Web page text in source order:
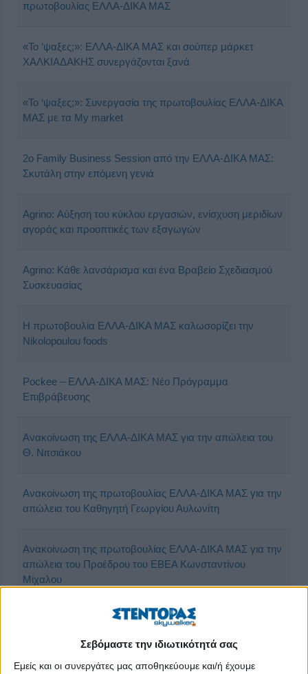
Σεβόμαστε την ιδιωτικότητά σας
Εμείς και οι συνεργάτες μας αποθηκεύουμε και/ή έχουμε
πρωτοβουλίας ΕΛΛΑ-ΔΙΚΑ ΜΑΣ
«Το ‘ψαξες;»: ΕΛΛΑ-ΔΙΚΑ ΜΑΣ και σούπερ μάρκετ
ΧΑΛΚΙΑΔΑΚΗΣ συνεργάζονται ξανά
«Το ‘ψαξες;»: Συνεργασία της πρωτοβουλίας ΕΛΛΑ-ΔΙΚΑ
ΜΑΣ με τα My market
2o Family Business Session από την ΕΛΛΑ-ΔΙΚΑ ΜΑΣ:
Σκυτάλη στην επόμενη γενιά
Agrino: Αύξηση του κύκλου εργασιών, ενίσχυση μεριδίων
αγοράς και προοπτικές των εξαγωγών
Agrino: Κάθε λανσάρισμα και ένα Βραβείο Σχεδιασμού
Συσκευασίας
H πρωτοβουλία ΕΛΛΑ-ΔΙΚΑ ΜΑΣ καλωσορίζει την
Nikolopoulou foods
Pockee – ΕΛΛΑ-ΔΙΚΑ ΜΑΣ: Νέο Πρόγραμμα
Επιβράβευσης
Ανακοίνωση της ΕΛΛΑ-ΔΙΚΑ ΜΑΣ για την απώλεια του
Θ. Νιτσιάκου
Ανακοίνωση της πρωτοβουλίας ΕΛΛΑ-ΔΙΚΑ ΜΑΣ για την
απώλεια του Καθηγητή Γεωργίου Αυλωνίτη
Ανακοίνωση της πρωτοβουλίας ΕΛΛΑ-ΔΙΚΑ ΜΑΣ για την
απώλεια του Προέδρου του ΕΒΕΑ Κωνσταντίνου
Μίχαλου
ΔΕΛΤΙΟ ΤΥΠΟΥ : Υπό την Αιγίδα της πρωτοβουλίας
Business Conference